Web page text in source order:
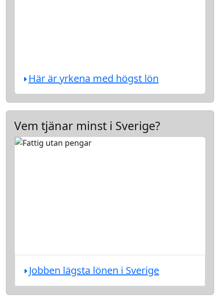
Här är yrkena med högst lön
Vem tjänar minst i Sverige?
Jobben lägsta lönen i Sverige